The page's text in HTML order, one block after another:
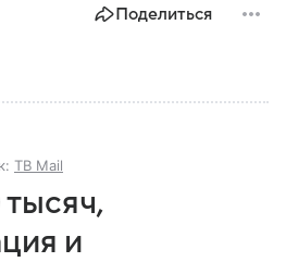
Поделиться
ТВ Mail
и